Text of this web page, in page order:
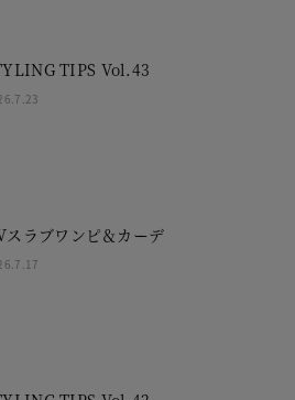
TIPS Vol.43
スラブワンピ＆カーデ